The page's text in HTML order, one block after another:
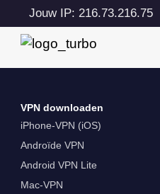
Jouw IP: 216.73.216.75
VPN downloaden
iPhone-VPN (iOS)
Androïde VPN
Android VPN Lite
Mac-VPN